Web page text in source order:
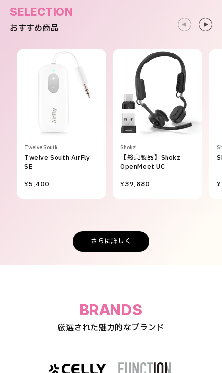
SELECTION
おすすめ商品
Twelve South
Twelve South AirFly
SE
¥5,400
Shokz
【終息製品】Shokz
OpenMeet UC
¥39,880
さらに詳しく
BRANDS
厳選された魅力的なブランド